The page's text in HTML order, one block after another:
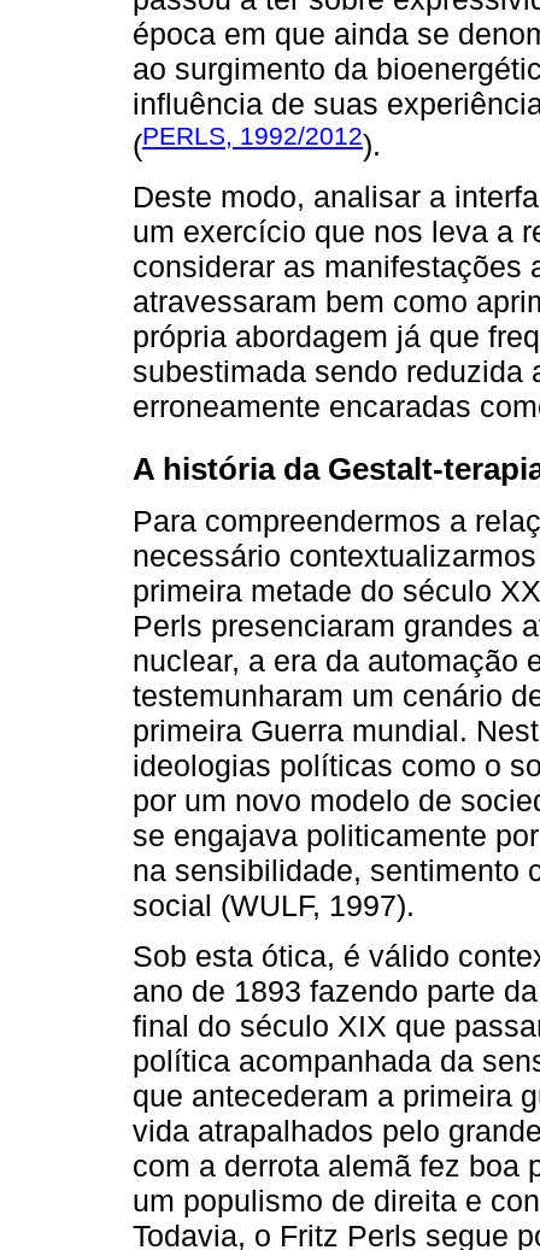
época em que ainda se
ao surgimento da
influência de suas
(PERLS, 1992/2012).
Deste modo, analisar a
um exercício que nos leva a
considerar as manifestações
atravessaram bem como
própria abordagem já que
subestimada sendo reduzida
erroneamente encaradas
A história da Gestalt-
Para compreendermos a
necessário
primeira metade do século
Perls presenciaram grandes
nuclear, a era da automação
testemunharam um cenário
primeira Guerra mundial.
ideologias políticas como o
por um novo modelo de
se engajava politicamente
na sensibilidade, sentimento
social (WULF, 1997).
Sob esta ótica, é válido
ano de 1893 fazendo parte
final do século XIX que
política acompanhada da
que antecederam a primeira
vida atrapalhados pelo
com a derrota alemã fez boa
um populismo de direita e
Todavia, o Fritz Perls segue